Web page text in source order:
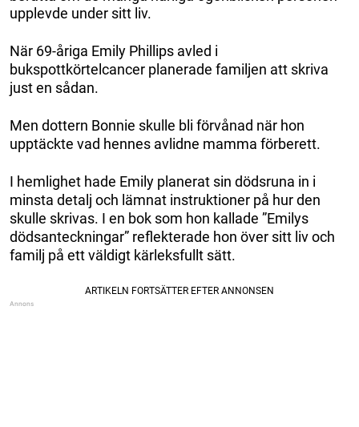
upplevde under sitt liv.
När 69-åriga Emily Phillips avled i
bukspottkörtelcancer planerade familjen att skriva
just en sådan.
Men dottern Bonnie skulle bli förvånad när hon
upptäckte vad hennes avlidne mamma förberett.
I hemlighet hade Emily planerat sin dödsruna in i
minsta detalj och lämnat instruktioner på hur den
skulle skrivas. I en bok som hon kallade ”Emilys
dödsanteckningar” reflekterade hon över sitt liv och
familj på ett väldigt kärleksfullt sätt.